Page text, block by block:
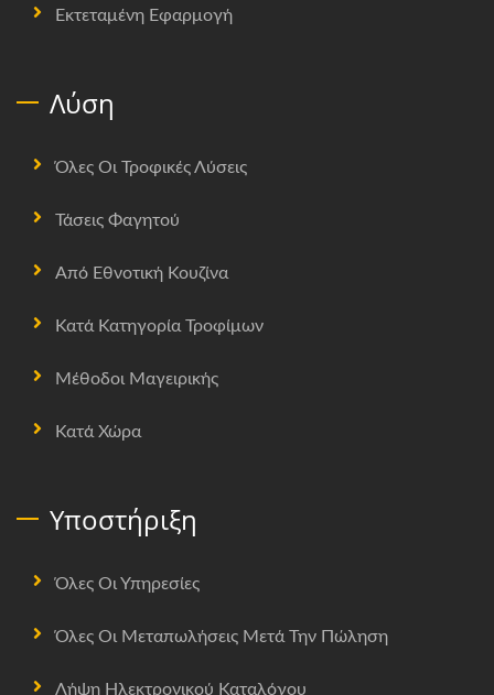
Εκτεταμένη Εφαρμογή
Λύση
Όλες Οι Τροφικές Λύσεις
Τάσεις Φαγητού
Από Εθνοτική Κουζίνα
Κατά Κατηγορία Τροφίμων
Μέθοδοι Μαγειρικής
Κατά Χώρα
Υποστήριξη
Όλες Οι Υπηρεσίες
Όλες Οι Μεταπωλήσεις Μετά Την Πώληση
Λήψη Ηλεκτρονικού Καταλόγου